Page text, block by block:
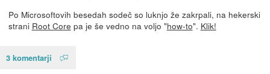
Po Microsoftovih besedah sodeč so luknjo že zakrpali, na hekerski
strani Root Core pa je še vedno na voljo "how-to". Klik!
3 komentarji